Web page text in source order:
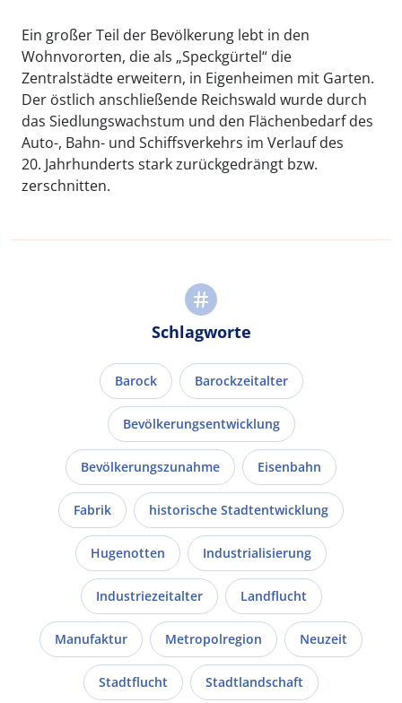
Ein großer Teil der Bevölkerung lebt in den
Wohnvororten, die als „Speckgürtel“ die
Zentralstädte erweitern, in Eigenheimen mit Garten.
Der östlich anschließende Reichswald wurde durch
das Siedlungswachstum und den Flächenbedarf des
Auto-, Bahn- und Schiffsverkehrs im Verlauf des
20. Jahrhunderts stark zurückgedrängt bzw.
zerschnitten.
Schlagworte
Barock Barockzeitalter
Bevölkerungsentwicklung
Bevölkerungszunahme Eisenbahn
Fabrik historische Stadtentwicklung
Hugenotten Industrialisierung
Industriezeitalter Landflucht
Manufaktur Metropolregion Neuzeit
Stadtflucht Stadtlandschaft